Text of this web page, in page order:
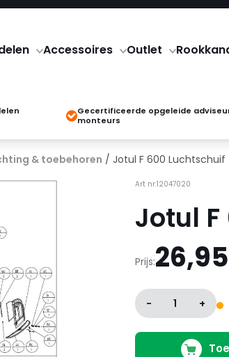
Accessoires Outlet
Gecertificeerde opgeleide
monteurs
& toebehoren / Jotul F 600 Luchtschuif
Art nr:12047020
Jotul
Prijs:26,95
- 1 +